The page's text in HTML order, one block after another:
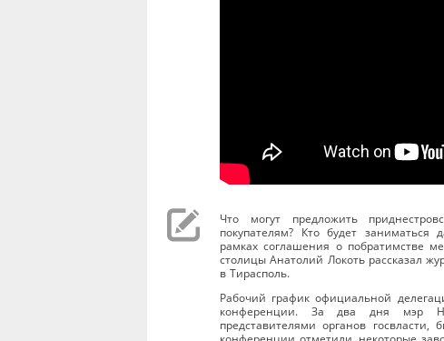
Что могут предложить
покупателям? Кто будет заниматься
рамках соглашения о побратимстве
столицы Анатолий Локоть рассказал
в Тирасполь.
Рабочий график официальной
конференции. За два дня мэр
представителями органов